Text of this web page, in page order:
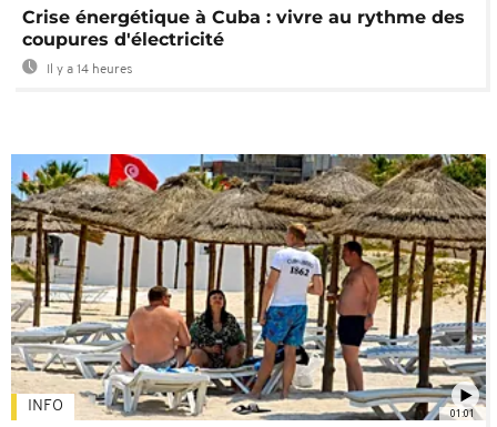
Crise énergétique à Cuba : vivre au rythme des
coupures d'électricité
Il y a 14 heures
01:01
INFO